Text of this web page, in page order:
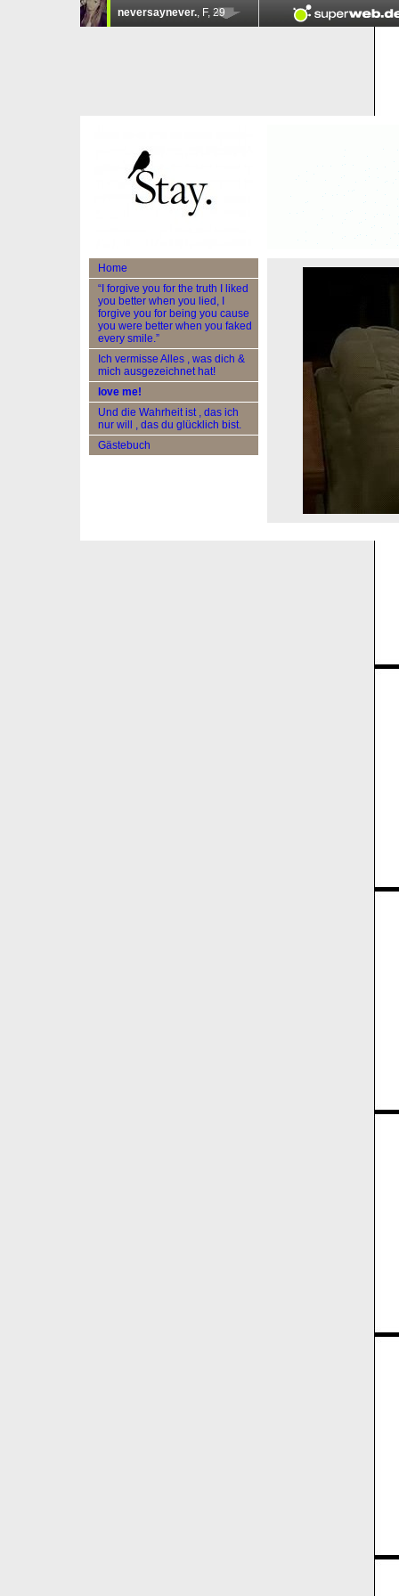
Home
“I forgive you for the truth I liked
you better when you lied, I
forgive you for being you cause
you were better when you faked
every smile.”
Ich vermisse Alles , was dich &
mich ausgezeichnet hat!
love me!
Und die Wahrheit ist , das ich
nur will , das du glücklich bist.
Gästebuch